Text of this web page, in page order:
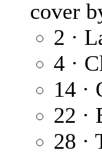
cover
2 ·
4 ·
14 ·
22 ·
28 ·